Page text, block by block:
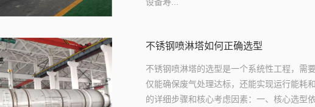
不锈钢喷淋塔如何正确选型
不锈钢喷淋塔的选型是一个系统性工程，需
仅能确保废气处理达标，还能实现运行能耗
的详细步骤和核心考虑因素：一、核心选型